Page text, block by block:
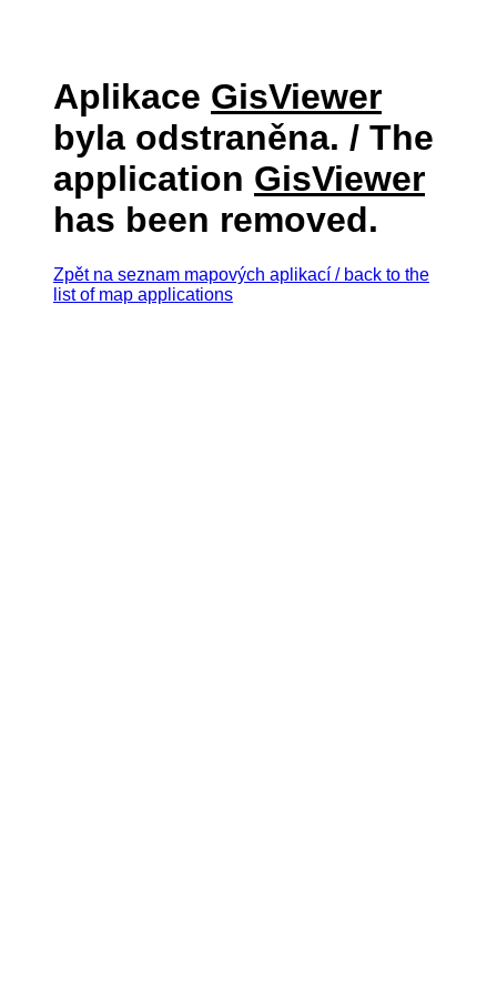
Aplikace GisViewer
byla odstraněna. / The
application GisViewer
has been removed.
Zpět na seznam mapových aplikací / back to the
list of map applications